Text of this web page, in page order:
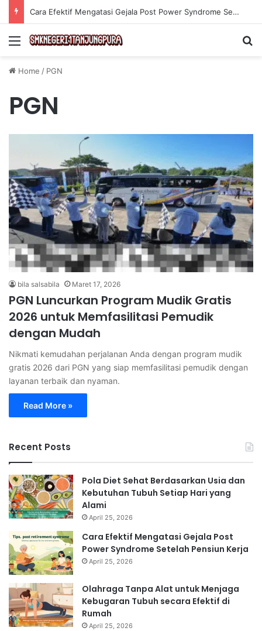
Cara Efektif Mengatasi Gejala Post Power Syndrome Setelah Pensiun Kerja
Menu
Home / PGN
PGN
bila salsabila Maret 17, 2026
PGN Luncurkan Program Mudik Gratis
2026 untuk Memfasilitasi Pemudik
dengan Mudah
Nikmati kemudahan perjalanan Anda dengan program mudik
gratis 2026 dari PGN yang siap memfasilitasi pemudik dengan
layanan terbaik dan nyaman.
Read More »
Recent Posts
Pola Diet Sehat Berdasarkan Usia dan
Kebutuhan Tubuh Setiap Hari yang
Alami
April 25, 2026
Cara Efektif Mengatasi Gejala Post
Power Syndrome Setelah Pensiun Kerja
April 25, 2026
Olahraga Tanpa Alat untuk Menjaga
Kebugaran Tubuh secara Efektif di
Rumah
April 25, 2026